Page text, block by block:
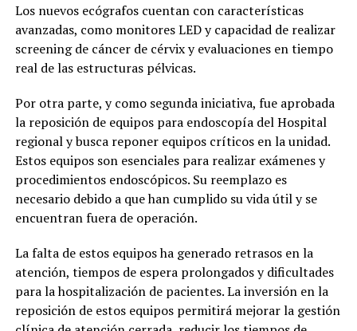
Los nuevos ecógrafos cuentan con características
avanzadas, como monitores LED y capacidad de realizar
screening de cáncer de cérvix y evaluaciones en tiempo
real de las estructuras pélvicas.
Por otra parte, y como segunda iniciativa, fue aprobada
la reposición de equipos para endoscopía del Hospital
regional y busca reponer equipos críticos en la unidad.
Estos equipos son esenciales para realizar exámenes y
procedimientos endoscópicos. Su reemplazo es
necesario debido a que han cumplido su vida útil y se
encuentran fuera de operación.
La falta de estos equipos ha generado retrasos en la
atención, tiempos de espera prolongados y dificultades
para la hospitalización de pacientes. La inversión en la
reposición de estos equipos permitirá mejorar la gestión